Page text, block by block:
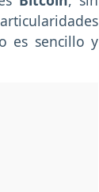
es sencillo y